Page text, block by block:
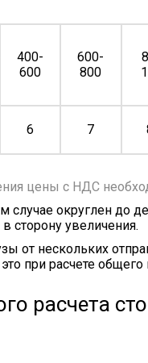
400-
600
600-
800
6 7
цены с НДС
случае округлен до
сторону увеличения.
от нескольких
при расчете общего
расчета